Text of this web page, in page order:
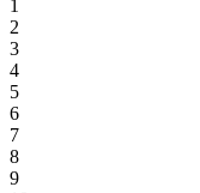
1
2
3
4
5
6
7
8
9